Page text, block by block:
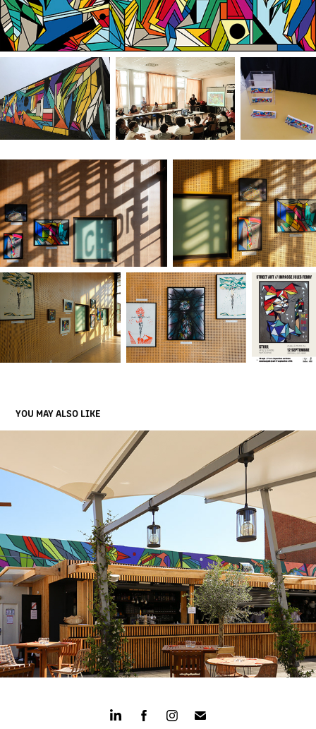
YOU MAY ALSO LIKE
FRESQUE LE BEFFROI MONTROUGE
2022